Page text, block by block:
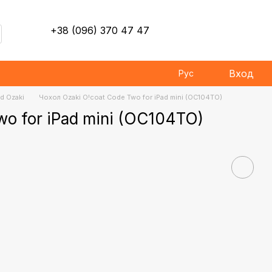
+38 (096) 370 47 47
Рус Вход
Ozaki Чохол Ozaki O!coat Code Two for iPad mini (OC104TO)
for iPad mini (OC104TO)